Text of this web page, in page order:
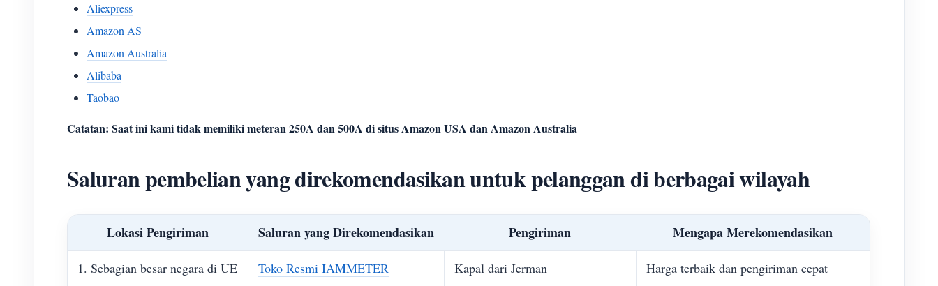
Aliexpress
Amazon AS
Amazon Australia
Alibaba
Taobao
Catatan: Saat ini kami tidak memiliki meteran 250A dan 500A di situs Amazon USA dan Amazon Australia
Saluran pembelian yang direkomendasikan untuk pelanggan di berbagai wilayah
Lokasi Pengiriman Saluran yang Direkomendasikan Pengiriman Mengapa Merekomendasikan
1. Sebagian besar negara di UE Toko Resmi IAMMETER Kapal dari Jerman Harga terbaik dan pengiriman cepat